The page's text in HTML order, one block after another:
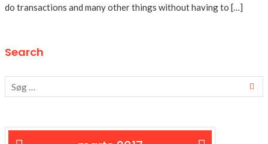
do transactions and many other things without having to […]
Search